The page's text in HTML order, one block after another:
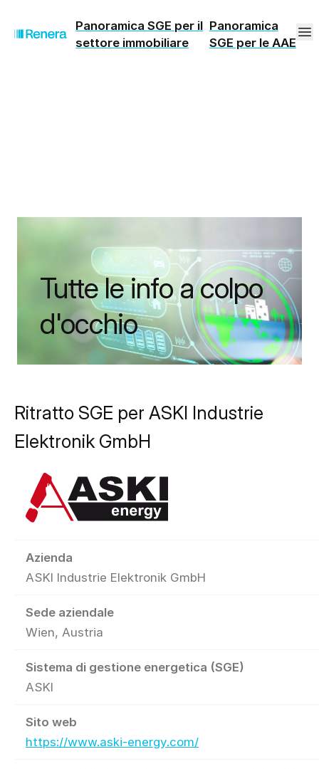
Panoramica SGE per il
settore immobiliare
Panoramica
SGE per le AAE
Tutte le info a colpo
d'occhio
Ritratto SGE per ASKI Industrie
Elektronik GmbH
Azienda
ASKI Industrie Elektronik GmbH
Sede aziendale
Wien, Austria
Sistema di gestione energetica (SGE)
ASKI
Sito web
https://www.aski-energy.com/